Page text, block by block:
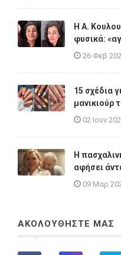
Η A.
φυσικά:
26 Φεβ
15 σχέδια
μανικιούρ
02 Ιουν
Η
αφήσει
09 Μαρ
ΑΚΟΛΟΥΘΗΣΤΕ ΜΑΣ